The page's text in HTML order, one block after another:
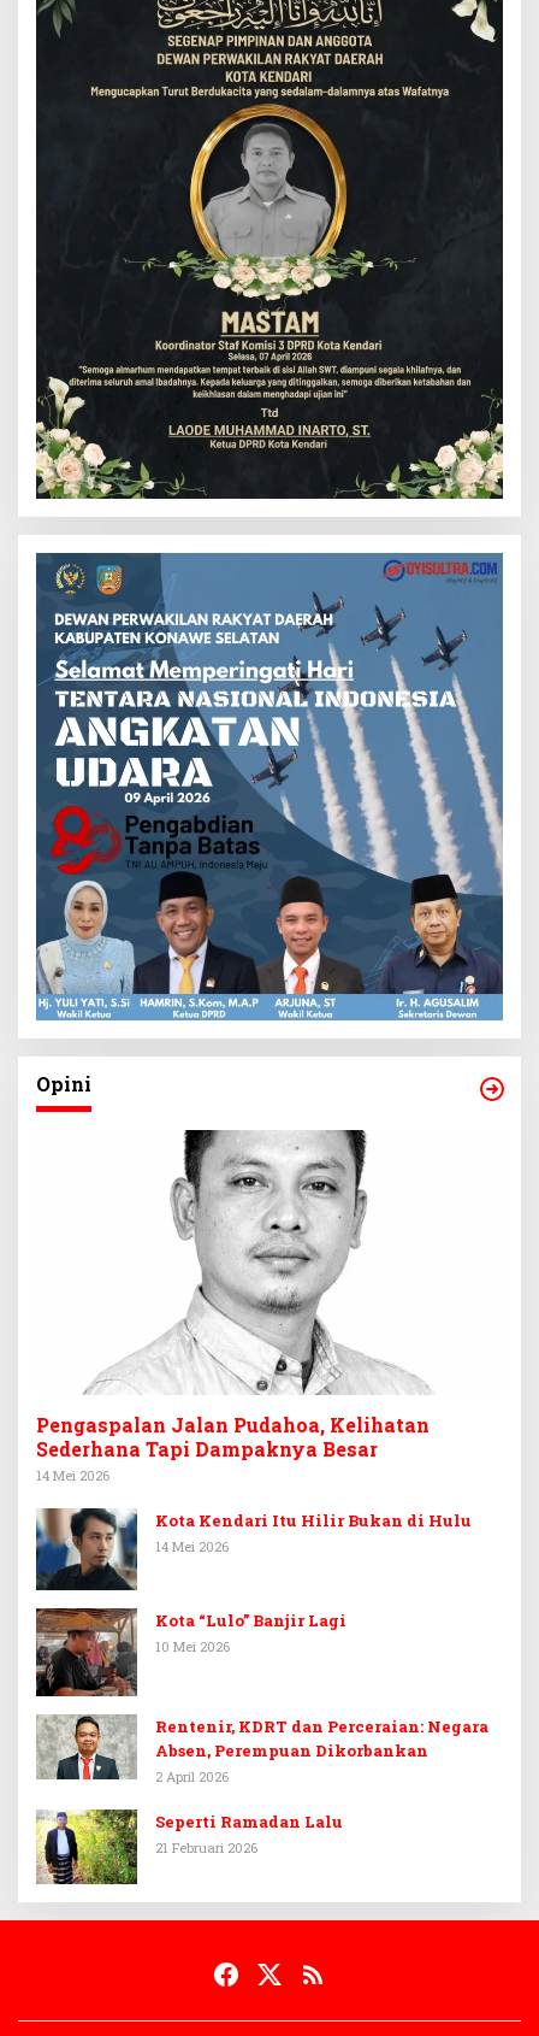
Opini
Pengaspalan Jalan Pudahoa, Kelihatan
Sederhana Tapi Dampaknya Besar
14 Mei 2026
Kota Kendari Itu Hilir Bukan di Hulu
14 Mei 2026
Kota “Lulo” Banjir Lagi
10 Mei 2026
Rentenir, KDRT dan Perceraian: Negara
Absen, Perempuan Dikorbankan
2 April 2026
Seperti Ramadan Lalu
21 Februari 2026